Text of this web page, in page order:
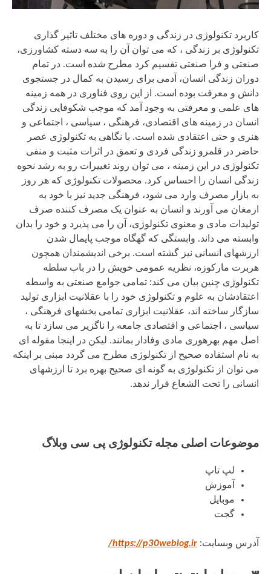
کاربرد تکنولوژی در زندگی و دوره های مختلف تاثیر گذاری
تکنولوژی بر زندگی ، که می توان آن را به سه دسته کشاورزی،
صنعتی و فرا صنعتی تقسیم کرد مطرح شده است. در تمام
دوران زندگی انسان، آدمی برای رسیدن به کمال در جستجوی
دانش و معرفت بوده است. از این روی فناوری در همه زمینه
های علمی و معرفتی به وجود آمد که موجب شکوفایی زندگی
انسان در زمینه های اقتصادی، فرهنگی ، سیاسی ، اجتماعی و
هنری و حتی اعتقادی شده است. با نگاهی به تکنولوژی عصر
حاضر در قلمرو زندگی فردی و تعمق در اثرات مثبت و منفی
تکنولوژی در این زمینه ، می توان روند تغییرات رو به رشد نحوه
زندگی انسان را احساس کرد. محصولات تکنولوژی که هر روز
به بازار مصرف وارد می شود، فرهنگی جدید نیز با خود به
ارمغان می آورند و انسان به عنوان یک مصرف کننده صرف
تولیدات مادی و معنوی تکنولوژی، آن را می پذیرد و خود را بدان
وابسته می داند. وابستگی که گهگاه موجب پایمال شدن
ارزشهای انسانی نیز گشته است. برخی اندیشمندان همچون
هربرت مارکوزه، نظریه عمومی خویش را در باب سلطه
تکنولوژی چنین بیان می کند: تمامی جوامع صنعتی به واسطه
اعتقادشان به علوم و تکنولوژی خود را با عقلانیت ابزاری تولید
سازگار ساخته اند، عقلانیت ابزاری تمامی بخشهای فرهنگی ،
سیاسی ، اجتماعی و اقتصادی جامعه را ناگزیر می سازد تا به
اصل مهم بهرهوری مادی وفادار بمانند. لیکن در اینجا مقوله ای
به نام استفاده صحیح از تکنولوژی مطرح می گردد مبنی بر اینکه
می توان از تکنولوژی به گونه ای صحیح بهره برد تا ارزشهای
انسانی را تحت الشعاع قرار ندهد.
موضوعات اصلی مجله تکنولوژی پی سی وبلاگ
لپ تاپ
آموزش
موبایل
گجت
آدرس وبسایت: https://p30weblog.ir/